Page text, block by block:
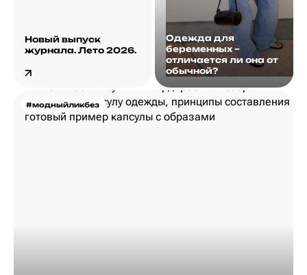
Новый выпуск
журнала. Лето 2026.
Одежда для
беременных –
отличается ли она от
обычной?
#модныйликбез